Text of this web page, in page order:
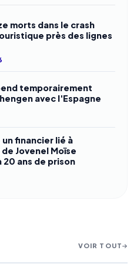
morts dans le crash
près des lignes
temporairement
avec l'Espagne
financier lié à
Jovenel Moïse
20 ans de prison
VOIR TOUT